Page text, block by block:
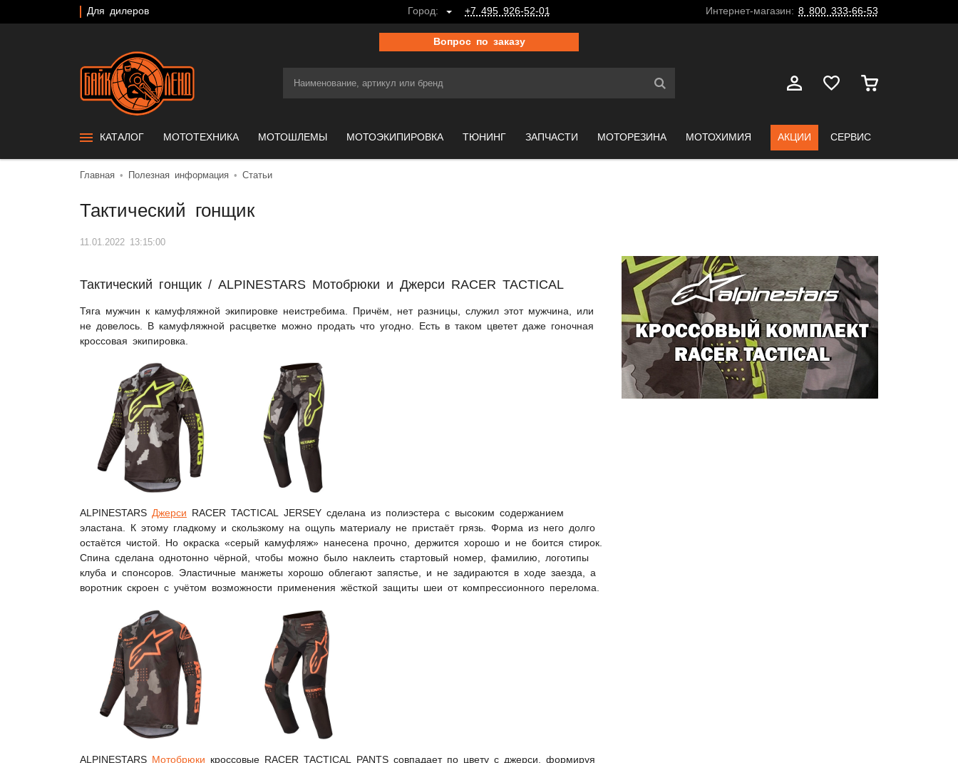
Для дилеров Город: +7 495 926-52-01 Интернет-магазин: 8 800 333-66-53
Вопрос по заказу
КАТАЛОГ МОТОТЕХНИКА МОТОШЛЕМЫ МОТОЭКИПИРОВКА ТЮНИНГ ЗАПЧАСТИ МОТОРЕЗИНА МОТОХИМИЯ АКЦИИ СЕРВИС
Главная Полезная информация Статьи
Тактический гонщик
11.01.2022 13:15:00
Тактический гонщик / ALPINESTARS Мотобрюки и Джерси RACER TACTICAL
Тяга мужчин к камуфляжной экипировке неистребима. Причём, нет разницы, служил этот мужчина, или
не довелось. В камуфляжной расцветке можно продать что угодно. Есть в таком цветет даже гоночная
кроссовая экипировка.
ALPINESTARS Джерси RACER TACTICAL JERSEY сделана из полиэстера с высоким содержанием
эластана. К этому гладкому и скользкому на ощупь материалу не пристаёт грязь. Форма из него долго
остаётся чистой. Но окраска «серый камуфляж» нанесена прочно, держится хорошо и не боится стирок.
Спина сделана однотонно чёрной, чтобы можно было наклеить стартовый номер, фамилию, логотипы
клуба и спонсоров. Эластичные манжеты хорошо облегают запястье, и не задираются в ходе заезда, а
воротник скроен с учётом возможности применения жёсткой защиты шеи от компрессионного перелома.
ALPINESTARS Мотобрюки кроссовые RACER TACTICAL PANTS совпадает по цвету с джерси, формируя